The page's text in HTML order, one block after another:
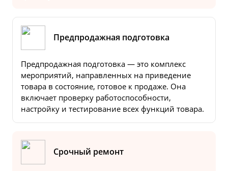
Предпродажная подготовка
Предпродажная подготовка — это комплекс
мероприятий, направленных на приведение
товара в состояние, готовое к продаже. Она
включает проверку работоспособности,
настройку и тестирование всех функций товара.
Срочный ремонт